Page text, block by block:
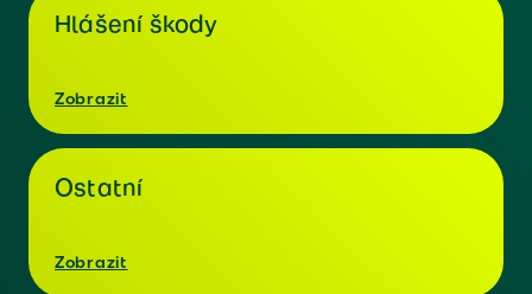
Hlášení škody
Zobrazit
Ostatní
Zobrazit